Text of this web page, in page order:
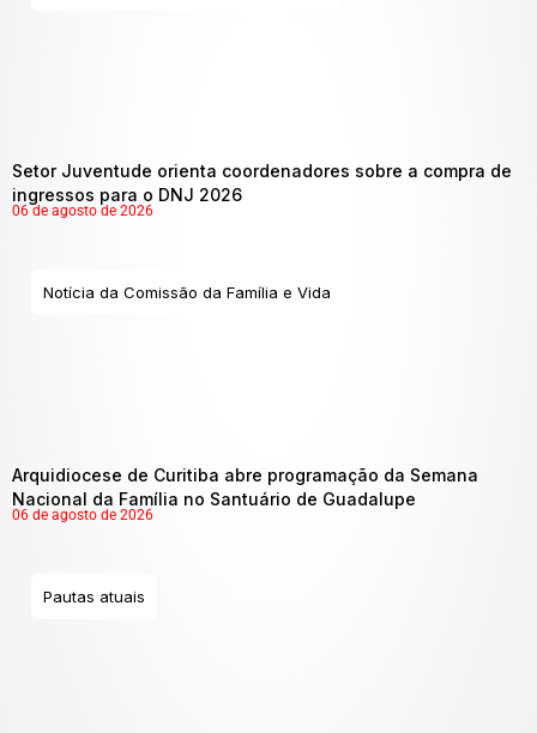
Setor Juventude orienta coordenadores sobre a compra de
ingressos para o DNJ 2026
06 de agosto de 2026
Notícia da Comissão da Família e Vida
Arquidiocese de Curitiba abre programação da Semana
Nacional da Família no Santuário de Guadalupe
06 de agosto de 2026
Pautas atuais